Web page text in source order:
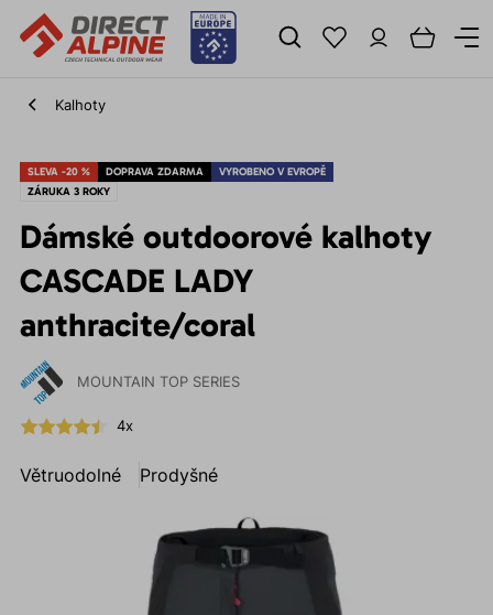
Kalhoty
SLEVA -20 % DOPRAVA ZDARMA
VYROBENO V EVROPĚ
ZÁRUKA 3 ROKY
Dámské outdoorové kalhoty
CASCADE LADY
anthracite/coral
MOUNTAIN TOP SERIES
4x
Větruodolné Prodyšné